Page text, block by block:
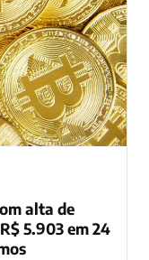
alta de
5.903 em 24